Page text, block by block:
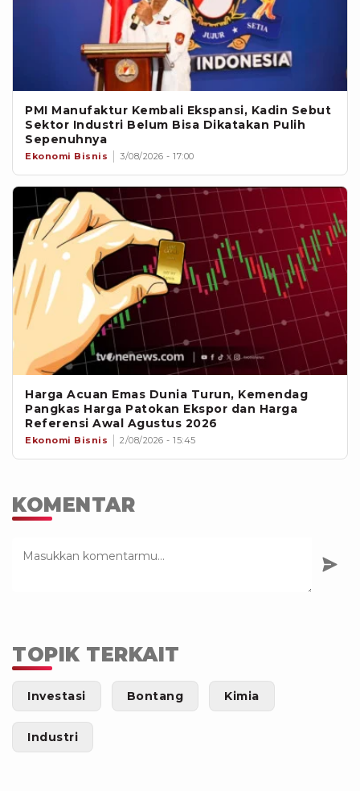
PMI Manufaktur Kembali Ekspansi, Kadin Sebut
Sektor Industri Belum Bisa Dikatakan Pulih
Sepenuhnya
Ekonomi Bisnis 3/08/2026 - 17:00
Harga Acuan Emas Dunia Turun, Kemendag
Pangkas Harga Patokan Ekspor dan Harga
Referensi Awal Agustus 2026
Ekonomi Bisnis 2/08/2026 - 15:45
KOMENTAR
TOPIK TERKAIT
Investasi Bontang Kimia
Industri